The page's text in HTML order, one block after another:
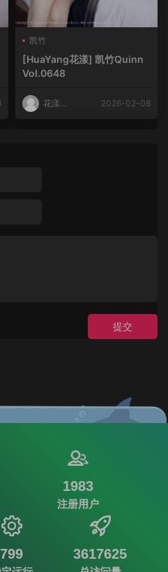
凯竹
[HuaYang花漾] 凯竹Quinn
Vol.0648
花漾
2026-02-08
提交
1983
注册用户
799 3617625